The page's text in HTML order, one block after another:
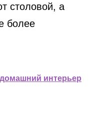
столовой, а
более
интерьер